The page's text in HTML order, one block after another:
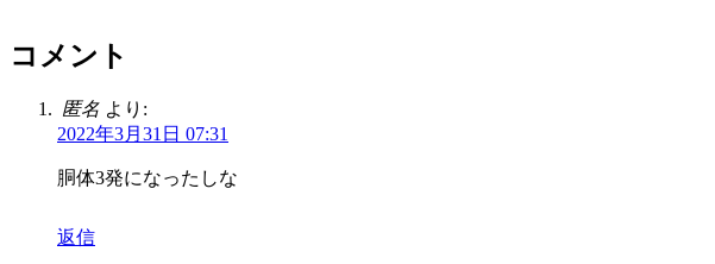
コメント
匿名 より:
2022年3月31日 07:31
胴体3発になったしな
返信